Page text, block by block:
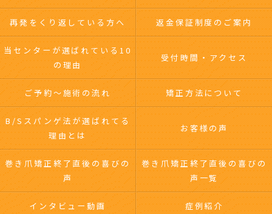
再発をくり返している方へ 返金保証制度のご案内
当センターが選ばれている10
の理由
受付時間・アクセス
ご予約～施術の流れ 矯正方法について
B/Sスパンゲ法が選ばれてる
理由とは
お客様の声
巻き爪矯正終了直後の喜びの
声
巻き爪矯正終了直後の喜びの
声一覧
インタビュー動画 症例紹介